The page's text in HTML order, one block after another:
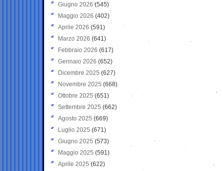
Giugno 2026 (545)
Maggio 2026 (402)
Aprile 2026 (591)
Marzo 2026 (641)
Febbraio 2026 (617)
Gennaio 2026 (652)
Dicembre 2025 (627)
Novembre 2025 (668)
Ottobre 2025 (651)
Settembre 2025 (662)
Agosto 2025 (669)
Luglio 2025 (671)
Giugno 2025 (573)
Maggio 2025 (591)
Aprile 2025 (622)